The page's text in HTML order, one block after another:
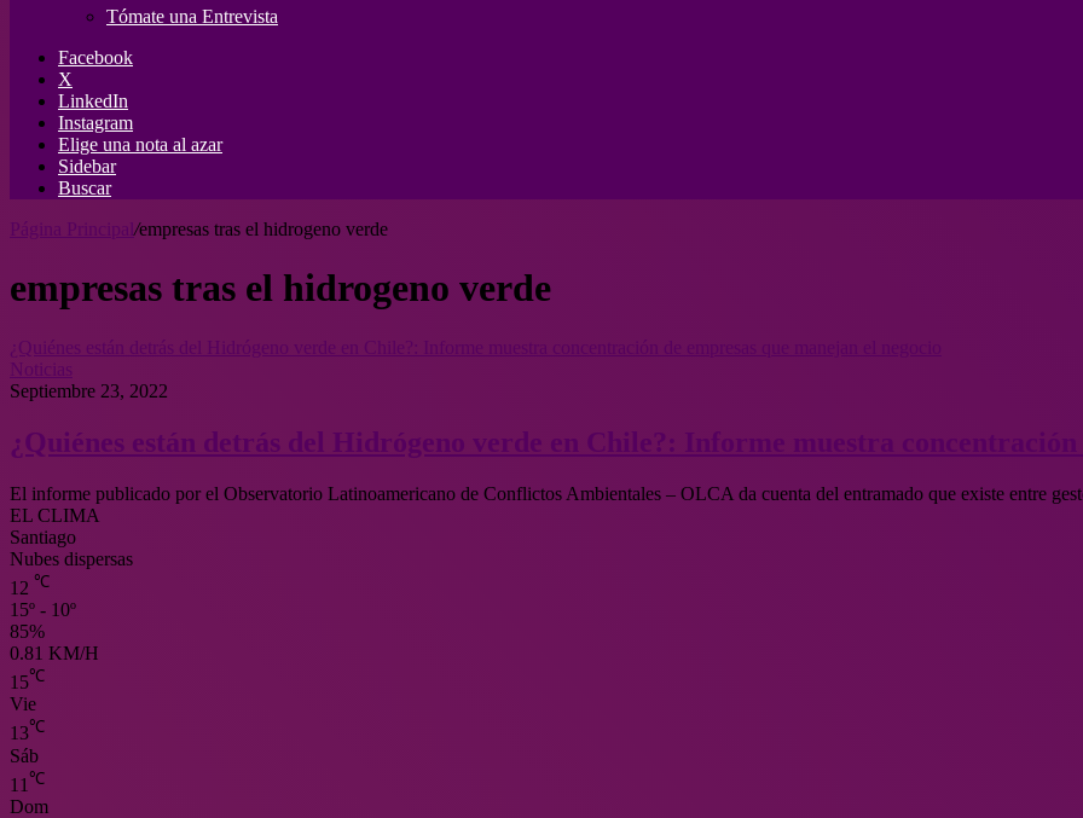
Tómate una Entrevista
Facebook
X
LinkedIn
Instagram
Elige una nota al azar
Sidebar
Buscar
Página Principal /empresas tras el hidrogeno verde
empresas tras el hidrogeno verde
¿Quiénes están detrás del Hidrógeno verde en Chile?: Informe muestra concentración de empresas que manejan el negocio
Noticias
Septiembre 23, 2022
¿Quiénes están detrás del Hidrógeno verde en Chile?: Informe muestra
El informe publicado por el Observatorio Latinoamericano de Conflictos Ambientales – OLCA da cuenta del entramado que existe entre
EL CLIMA
Santiago
Nubes dispersas
12 ℃
15º - 10º
85%
0.81 KM/H
15℃
Vie
13℃
Sáb
11 ℃
Dom